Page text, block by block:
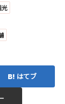
光
はてブ